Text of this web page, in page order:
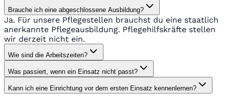
Brauche ich eine abgeschlossene Ausbildung?
Ja. Für unsere Pflegestellen brauchst du eine staatlich
anerkannte Pflegeausbildung. Pflegehilfskräfte stellen
wir derzeit nicht ein.
Wie sind die Arbeitszeiten?
Was passiert, wenn ein Einsatz nicht passt?
Kann ich eine Einrichtung vor dem ersten Einsatz kennenlernen?